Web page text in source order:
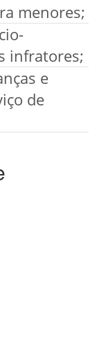
menores;
infratores;
e
de